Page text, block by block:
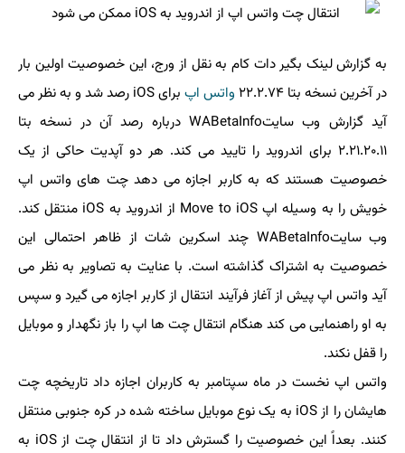
به گزارش لینک بگیر دات کام به نقل از ورج، این خصوصیت اولین بار
در آخرین نسخه بتا ۲۲.۲.۷۴
واتس اپ
برای iOS رصد شد و به نظر می
آید گزارش وب سایتWABetaInfo درباره رصد آن در نسخه بتا
۲.۲۱.۲۰.۱۱ برای اندروید را تایید می کند. هر دو آپدیت حاکی از یک
خصوصیت هستند که به کاربر اجازه می دهد چت های واتس اپ
خویش را به وسیله اپ Move to iOS از اندروید به iOS منتقل کند.
وب سایتWABetaInfo چند اسکرین شات از ظاهر احتمالی این
خصوصیت به اشتراک گذاشته است. با عنایت به تصاویر به نظر می
آید واتس اپ پیش از آغاز فرآیند انتقال از کاربر اجازه می گیرد و سپس
به او راهنمایی می کند هنگام انتقال چت ها اپ را باز نگهدار و موبایل
را قفل نکند.
واتس اپ نخست در ماه سپتامبر به کاربران اجازه داد تاریخچه چت
هایشان را از iOS به یک نوع موبایل ساخته شده در کره جنوبی منتقل
کنند. بعداً این خصوصیت را گسترش داد تا از انتقال چت از iOS به